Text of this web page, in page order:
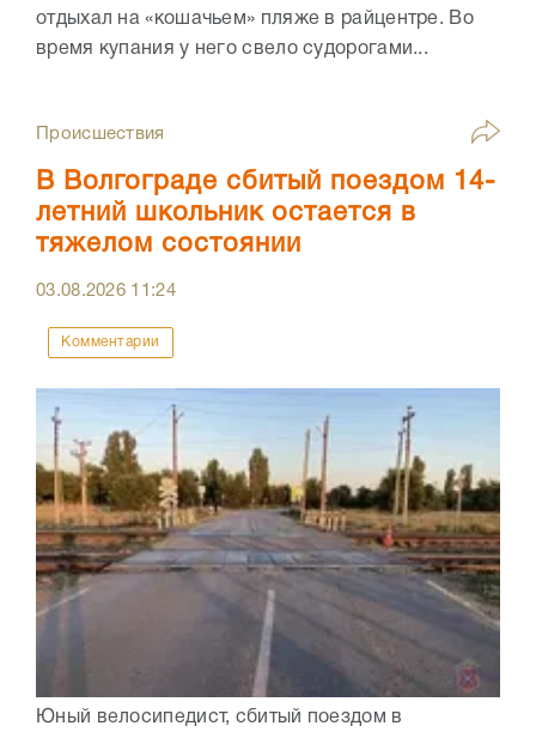
отдыхал на «кошачьем» пляже в райцентре. Во
время купания у него свело судорогами...
Происшествия
В Волгограде сбитый поездом 14-
летний школьник остается в
тяжелом состоянии
03.08.2026 11:24
Комментарии
Юный велосипедист, сбитый поездом в